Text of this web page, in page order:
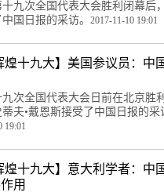
九次全国代表大会胜利闭幕后
国日报的采访。 2017-11-10 19:01
煌十九大】美国参议员：中
次全国代表大会日前在北京胜
夫•戴恩斯接受了中国日报的
19:01
煌十九大】意大利学者：中
用